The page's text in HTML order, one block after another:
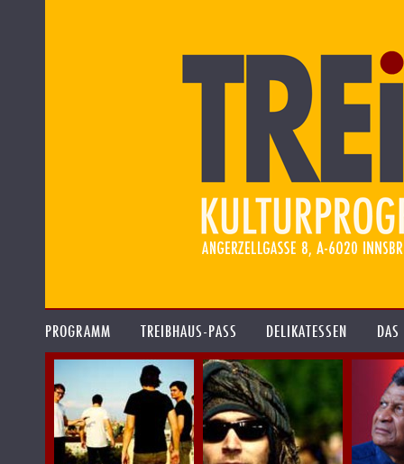
PROGRAMM TREIBHAUS-PASS DELIKATESSEN